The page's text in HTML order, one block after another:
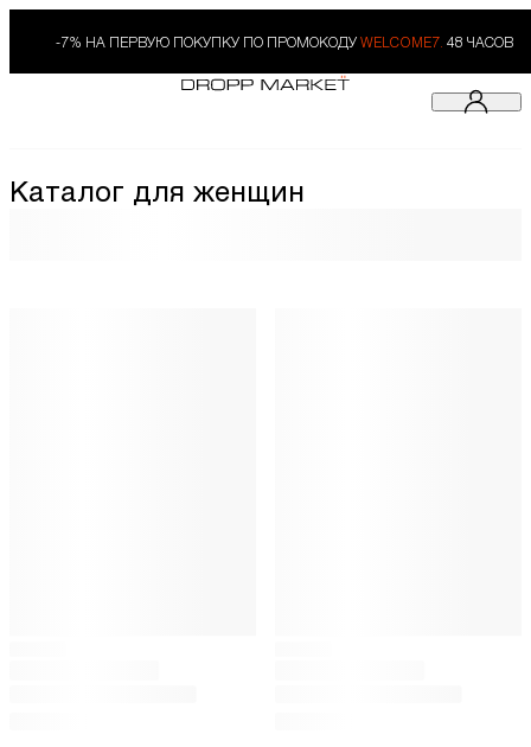
-7% НА ПЕРВУЮ ПОКУПКУ ПО ПРОМОКОДУ WELCOME7. 48 ЧАСОВ
Каталог для женщин